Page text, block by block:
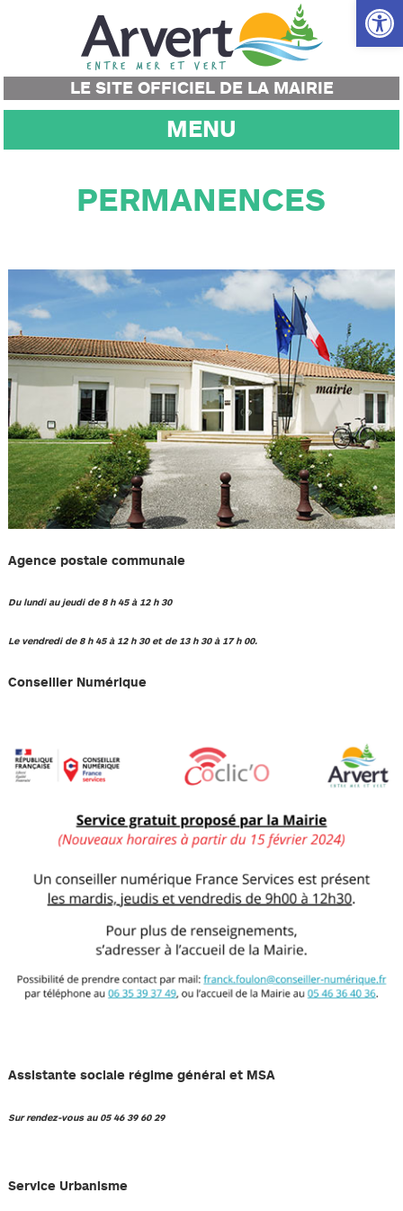
Ouvrir
LE SITE OFFICIEL DE LA MAIRIE
MENU
PERMANENCES
Agence postale communale
Du lundi au jeudi de 8 h 45 à 12 h 30
Le vendredi de 8 h 45 à 12 h 30 et de 13 h 30 à 17 h 00.
Conseiller Numérique
Assistante sociale régime général et MSA
Sur rendez-vous au 05 46 39 60 29
Service Urbanisme